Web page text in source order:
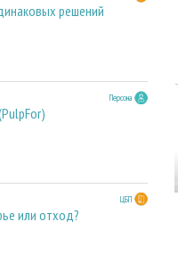
решений
Персона
ЦБП
или отход?